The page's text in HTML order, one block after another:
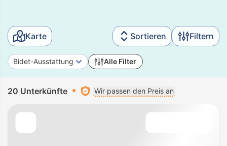
Karte Sortieren Filtern
Bidet-Ausstattung Alle Filter
20 Unterkünfte Wir passen den Preis an